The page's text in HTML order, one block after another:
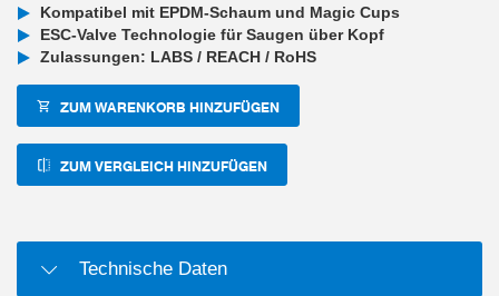
Kompatibel mit EPDM-Schaum und Magic Cups
ESC-Valve Technologie für Saugen über Kopf
Zulassungen: LABS / REACH / RoHS
ZUM WARENKORB HINZUFÜGEN
ZUM VERGLEICH HINZUFÜGEN
Technische Daten